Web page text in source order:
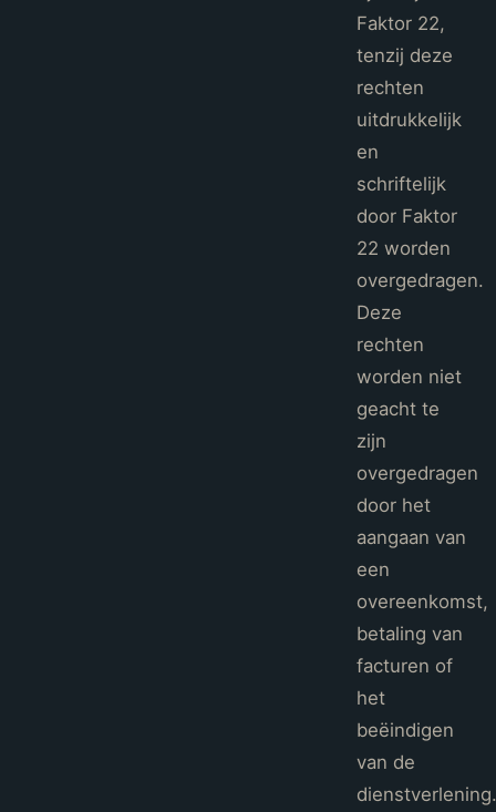
Faktor 22,
tenzij deze
rechten
uitdrukkelijk
en
schriftelijk
door Faktor
22 worden
overgedragen.
Deze
rechten
worden niet
geacht te
zijn
overgedragen
door het
aangaan van
een
overeenkomst,
betaling van
facturen of
het
beëindigen
van de
dienstverlening.